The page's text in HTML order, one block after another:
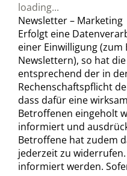
loading...
Newsletter – Marketing
Erfolgt eine
einer Einwilligung (zum
Newslettern), so hat
entsprechend der in
Rechenschaftspflicht
dass dafür eine
Betroffenen eingeholt
informiert und
Betroffene hat zudem
jederzeit zu
informiert werden.